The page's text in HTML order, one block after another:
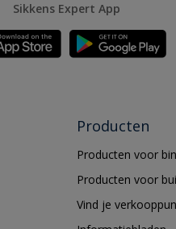
Sikkens Expert App
Producten
Producten voor
Producten voor
Vind je